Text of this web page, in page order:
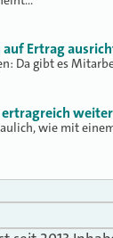
Ertrag
Da gibt es
wie mit